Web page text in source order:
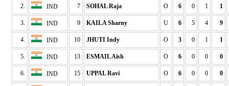
2. IND 7 SOHAL Raja O 6 0 1 1
3. IND 9 KAILA Sharny U 6 5 4 9
4. IND 10 JHUTI Indy O 3 0 1 1
5. IND 13 ESMAIL Aish O 6 0 0 0
6. IND 15 UPPAL Ravi O 6 0 0 0